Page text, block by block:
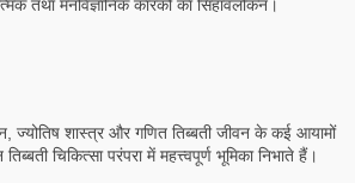
तथा मनोवैज्ञानिक कारकों का सिंहावलोकन।
ज्योतिष शास्त्र और गणित तिब्बती जीवन के कई आयामों
चिकित्सा परंपरा में महत्त्वपूर्ण भूमिका निभाते हैं।